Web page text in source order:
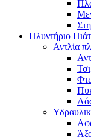
Πλυντήριο
Αντλία